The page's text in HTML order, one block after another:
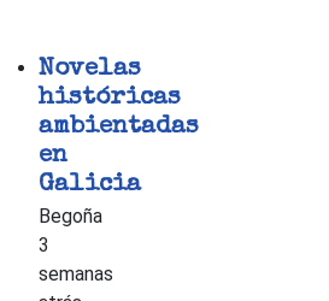
Novelas
históricas
ambientadas
en
Galicia
Begoña
3
semanas